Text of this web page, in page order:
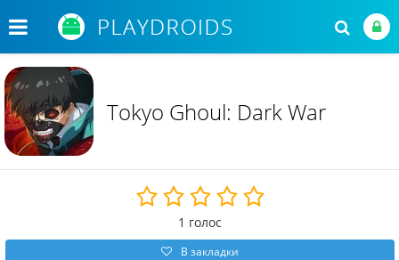
Tokyo Ghoul: Dark War
1 голос
В закладки